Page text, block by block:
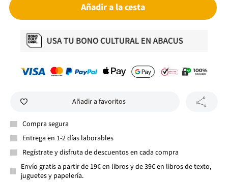
Añadir a la cesta
Añadir a favoritos
Compra segura
Entrega en 1-2 días laborables
Regístrate y disfruta de descuentos en cada compra
Envío gratis a partir de 19€ en libros y de 39€ en libros de texto,
juguetes y papelería.